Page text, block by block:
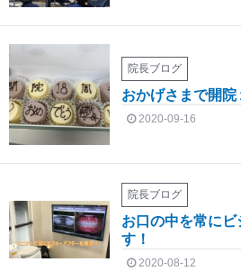
院長ブログ
おかげさまで開
2020-09-16
院長ブログ
お口の中を常にビ
す！
2020-08-12